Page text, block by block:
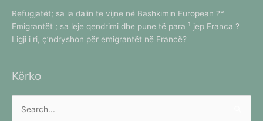
Refugjatët; sa ia dalin të vijnë në Bashkimin European ?*
Emigrantët ; sa leje qendrimi dhe pune të para 1 jep Franca ?
Ligji i ri, ç’ndryshon për emigrantët në Francë?
Kërko